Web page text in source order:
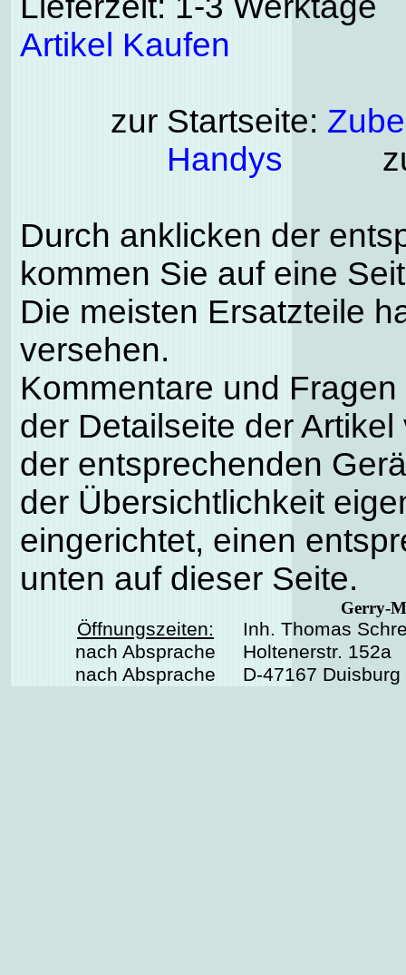
Artikel Kaufen
zur Startseite:
Handys
Durch anklicken der
kommen Sie auf eine
Die meisten Ersatzteile
versehen.
Kommentare und
der Detailseite der
der entsprechenden
der Übersichtlichkeit
eingerichtet, einen
unten auf dieser Seite.
Gerry-
Öffnungszeiten:
Inh. Thomas
nach Absprache
Holtenerstr. 152a
nach Absprache
D-47167 Duisburg